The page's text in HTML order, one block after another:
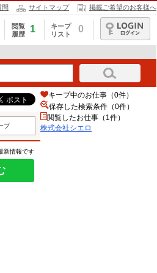
問 サイトマップ 掲載ご希望のお客様へ
閲覧
履歴
1
キープ
リスト
0
ログイン
プ
新情報です
キープ中のお仕事（0件）
保存した検索条件（0件）
閲覧したお仕事（1件）
株式会社シエロ